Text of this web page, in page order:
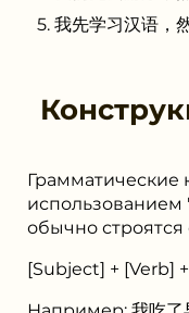
我先学习汉语，
Грамматические
использованием
обычно
[Subject] + [Verb]